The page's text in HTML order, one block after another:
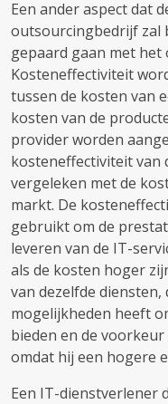
Een ander aspect dat
outsourcingbedrijf zal
gepaard gaan met
Kosteneffectiviteit
tussen de kosten van
kosten van de
provider worden
kosteneffectiviteit van
vergeleken met de
markt. De
gebruikt om de
leveren van de IT-
als de kosten hoger
van dezelfde
mogelijkheden heeft
bieden en de
omdat hij een hogere
Een IT-dienstverlener